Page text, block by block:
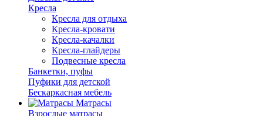
Кресла
Кресла для отдыха
Кресла-кровати
Кресла-качалки
Кресла-глайдеры
Подвесные кресла
Банкетки, пуфы
Пуфики для детской
Бескаркасная мебель
Матрасы
Взрослые матрасы